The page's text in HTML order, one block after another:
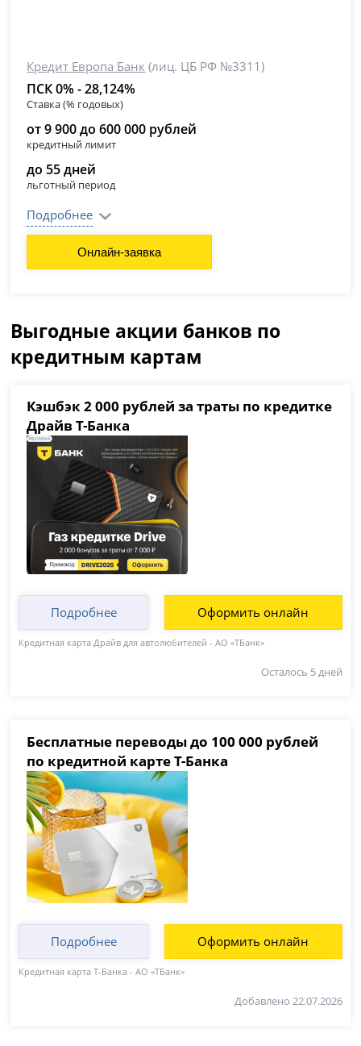
Кредит Европа Банк (лиц. ЦБ РФ №3311)
ПСК 0% - 28,124%
Ставка (% годовых)
от 9 900 до 600 000 рублей
кредитный лимит
до 55 дней
льготный период
Подробнее
Онлайн-заявка
Выгодные акции банков по
кредитным картам
Кэшбэк 2 000 рублей за траты по кредитке
Драйв Т-Банка
Подробнее Оформить онлайн
Кредитная карта Драйв для автолюбителей - АО «ТБанк»
Осталось 5 дней
Бесплатные переводы до 100 000 рублей
по кредитной карте Т-Банка
Подробнее Оформить онлайн
Кредитная карта Т-Банка - АО «ТБанк»
Добавлено 22.07.2026